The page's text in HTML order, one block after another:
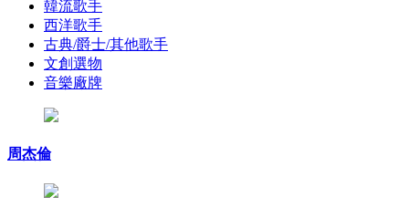
韓流歌手
西洋歌手
古典/爵士/其他歌手
文創選物
音樂廠牌
周杰倫